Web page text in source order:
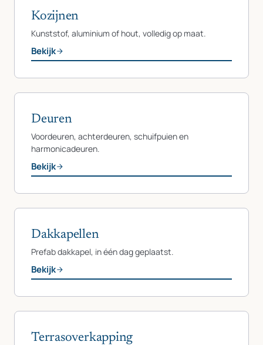
Kozijnen
Kunststof, aluminium of hout, volledig op maat.
Bekijk
Deuren
Voordeuren, achterdeuren, schuifpuien en
harmonicadeuren.
Bekijk
Dakkapellen
Prefab dakkapel, in één dag geplaatst.
Bekijk
Terrasoverkapping